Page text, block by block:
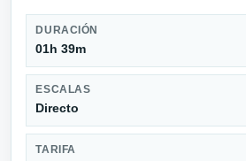
DURACIÓN
01h 39m
ESCALAS
Directo
TARIFA